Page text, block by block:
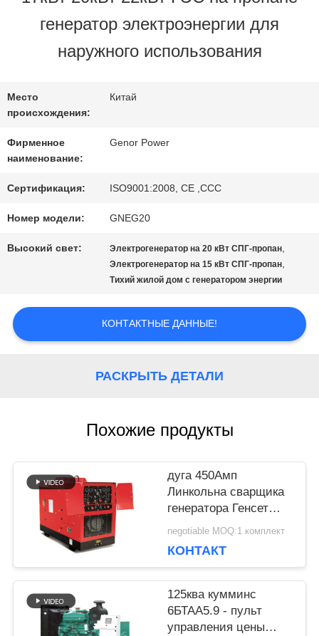
ПРОВЕРКА
СВЯЖИТЕСЬ
МЫ
СПРОСИТЕ
ЦИТАТУ
САЙТА
генератор электроэнергии для
наружного использования
Место
происхождения:
Китай
Фирменное
наименование:
Genor Power
Сертификация: ISO9001:2008, CE ,CCC
Номер модели: GNEG20
Высокий свет: Электрогенератор на 20 кВт СПГ-пропан,
Электрогенератор на 15 кВт СПГ-пропан,
Тихий жилой дом с генератором энергии
КОНТАКТНЫЕ ДАННЫЕ!
РАСКРЫТЬ ДЕТАЛИ
Похожие продукты
дуга 450Амп
Линкольна сварщика
генератора Генсет
блока заварки ДК
Перкинс дизельная
negotiable MOQ:1 комплект
КОНТАКТ
125ква кумминс
6БТАА5.9 - пульт
управления цены